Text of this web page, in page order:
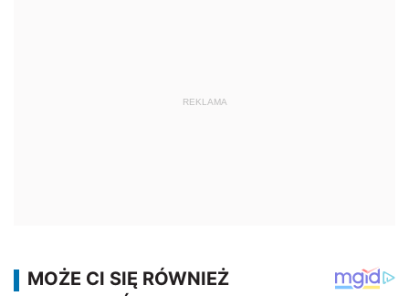
REKLAMA